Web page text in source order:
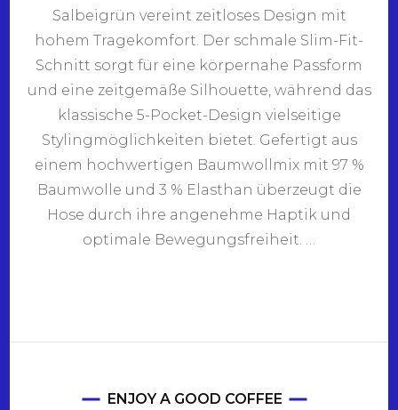
Salbeigrün vereint zeitloses Design mit
hohem Tragekomfort. Der schmale Slim-Fit-
Schnitt sorgt für eine körpernahe Passform
und eine zeitgemäße Silhouette, während das
klassische 5-Pocket-Design vielseitige
Stylingmöglichkeiten bietet. Gefertigt aus
einem hochwertigen Baumwollmix mit 97 %
Baumwolle und 3 % Elasthan überzeugt die
Hose durch ihre angenehme Haptik und
optimale Bewegungsfreiheit. …
ENJOY A GOOD COFFEE